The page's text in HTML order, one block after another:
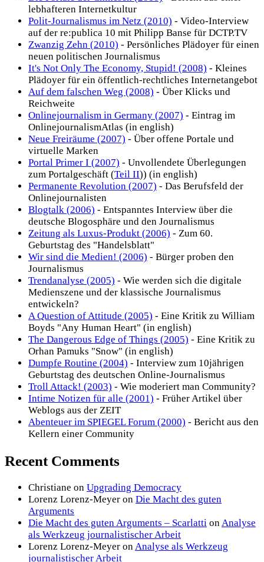
lebhafteren Internetkultur
Polit-Journalismus im Netz (2010) - Video-Interview
auf der re:publica 10 mit Philipp Banse für DCTP.TV
Zwanzig Zehn (2010) - Persönliches Plädoyer für einen
neuen politischen Journalismus
It's Not Only The Economy, Stupid! (2008) - Kleines
Plädoyer für ein öffentlich-rechtliches Internetangebot
Auf dem falschen Weg (2008) - Über Klicks und
Reichweite
Onlinejournalism in Germany (2007) - Eintrag im
OnlinejournalismAtlas (in english)
Neue Freiräume (2007) - Über offene Portale und
virtuelle Marken
Portal Primer I (2007) - Unvollendete Überlegungen
zum Portalgeschäft (Teil II)) (in english)
Permanente Revolution (2007) - Das Berufsfeld der
Onlinejournalisten
Blogtalk (2006) - Entspanntes Interview über die
deutsche Blogosphäre und den Journalismus
Zeitung als Luxus-Produkt (2006) - Zum 60.
Geburtstag des "Handelsblatt"
Wir sind die Medien! (2006) - Bürger proben den
Journalismus
Trendanalyse (2005) - Wie werden sich die digitale
Medienszene und der klassische Journalismus
entwickeln?
A Question of Attitude (2005) - Eine Kritik zu William
Boyds "Any Human Heart" (in english)
The Dangerous Edge of Things (2005) - Eine Kritik zu
Orhan Pamuks "Snow" (in english)
Dumpfe Routine (2004) - Interview zum 10jährigen
Geburtstag des deutschen Online-Journalismus
Troll Attack! (2003) - Wie moderiert man Community?
Intime Notizen für alle (2001) - Früher Artikel über
Weblogs aus der ZEIT
Abenteuer im SPIEGEL Forum (2000) - Bericht aus den
Kellern einer Community
Recent Comments
Christiane on Upgrading Democracy
Lorenz Lorenz-Meyer on Die Macht des guten
Arguments
Die Macht des guten Arguments – Scarlatti on Analyse
als Werkzeug journalistischer Arbeit
Lorenz Lorenz-Meyer on Analyse als Werkzeug
journalistischer Arbeit